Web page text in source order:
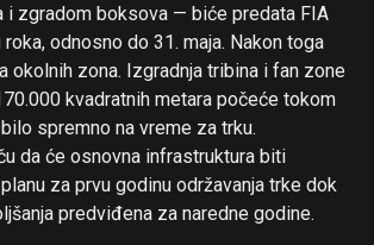
i zgradom boksova — biće predata FIA
odnosno do 31. maja. Nakon toga
okolnih zona. Izgradnja tribina i fan zone
kvadratnih metara počeće tokom
spremno na vreme za trku.
da će osnovna infrastruktura biti
za prvu godinu održavanja trke dok
predviđena za naredne godine.